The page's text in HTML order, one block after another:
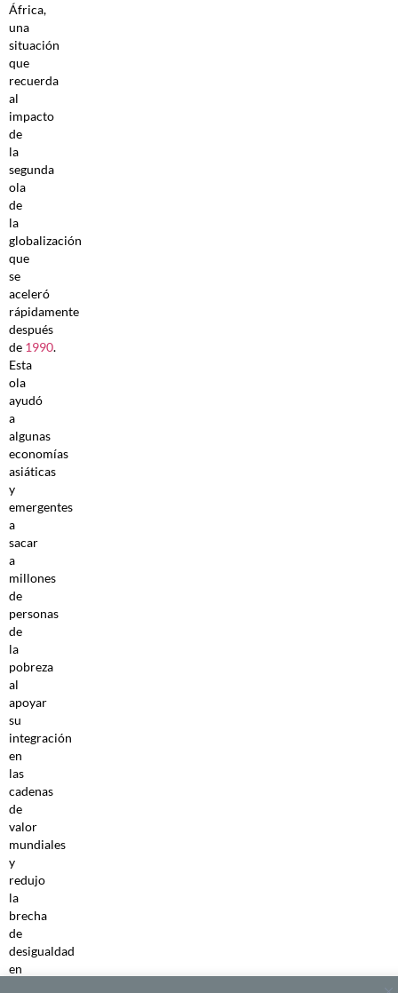
África,
una
situación
que
recuerda
al
impacto
de
la
segunda
ola
de
la
globalización
que
se
aceleró
rápidamente
después
de 1990.
Esta
ola
ayudó
a
algunas
economías
asiáticas
y
emergentes
a
sacar
a
millones
de
personas
de
la
pobreza
al
apoyar
su
integración
en
las
cadenas
de
valor
mundiales
y
redujo
la
brecha
de
desigualdad
en